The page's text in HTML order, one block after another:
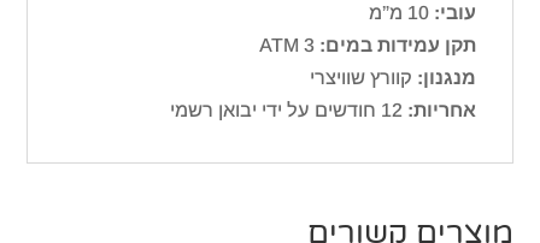
עובי: 10 מ”מ
תקן עמידות במים:
מנגנון: קוורץ שוויצרי
אחריות:
מוצרים קשורים